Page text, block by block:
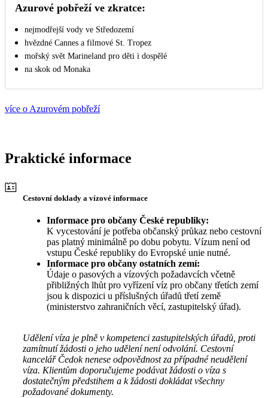
Azurové pobřeží ve zkratce:
nejmodřejší vody ve Středozemí
hvězdné Cannes a filmové St. Tropez
mořský svět Marineland pro děti i dospělé
na skok od Monaka
více o Azurovém pobřeží
Praktické informace
Cestovní doklady a vízové informace
Informace pro občany České republiky:
K vycestování je potřeba občanský průkaz nebo cestovní
pas platný minimálně po dobu pobytu. Vízum není od
vstupu České republiky do Evropské unie nutné.
Informace pro občany ostatních zemí:
Údaje o pasových a vízových požadavcích včetně
přibližných lhůt pro vyřízení víz pro občany třetích zemí
jsou k dispozici u příslušných úřadů třetí země
(ministerstvo zahraničních věcí, zastupitelský úřad).
Udělení víza je plně v kompetenci zastupitelských úřadů, proti
zamítnutí žádosti o jeho udělení není odvolání. Cestovní
kancelář Čedok nenese odpovědnost za případné neudělení
víza. Klientům doporučujeme podávat žádosti o víza s
dostatečným předstihem a k žádosti dokládat všechny
požadované dokumenty.